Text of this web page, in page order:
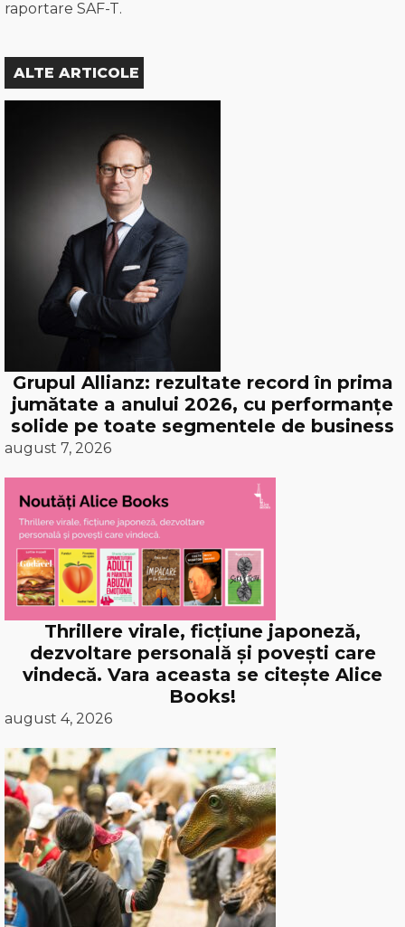
raportare SAF-T.
ALTE ARTICOLE
Grupul Allianz: rezultate record în prima
jumătate a anului 2026, cu performanțe
solide pe toate segmentele de business
august 7, 2026
Thrillere virale, ficțiune japoneză,
dezvoltare personală și povești care
vindecă. Vara aceasta se citește Alice
Books!
august 4, 2026